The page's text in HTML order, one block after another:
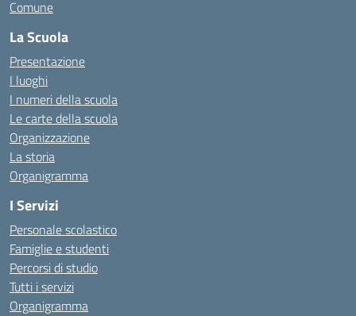
Comune
La Scuola
Presentazione
I luoghi
I numeri della scuola
Le carte della scuola
Organizzazione
La storia
Organigramma
I Servizi
Personale scolastico
Famiglie e studenti
Percorsi di studio
Tutti i servizi
Organigramma